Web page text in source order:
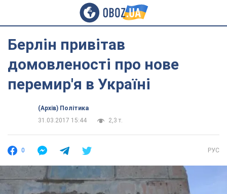
Берлін привітав
домовленості про нове
перемир'я в Україні
(Архів) Політика
31.03.2017 15:44
2,3 т.
0 РУС